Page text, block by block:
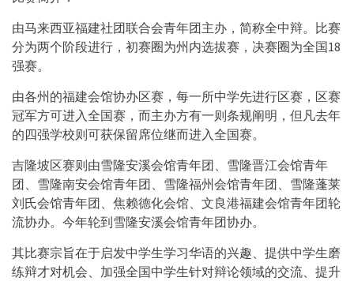
由马来西亚福建社团联合会青年团主办，简称全中辩。比赛
分为两个阶段进行，初赛圈为州内选拔赛，决赛圈为全国18
强赛。
由各州的福建会馆协办区赛，每一所中学先进行区赛，区赛
冠军方可进入全国赛，而主办方有一则条规阐明，但凡去年
的四强学校则可获保留席位继而进入全国赛。
吉隆坡区赛则由雪隆安溪会馆青年团、雪隆晋江会馆青年
团、雪隆南安会馆青年团、雪隆福州会馆青年团、雪隆蓬莱
刘氏会馆青年团、焦赖德化会馆、文良港福建会馆青年团轮
流协办。今年轮到雪隆安溪会馆青年团协办。
其比赛宗旨在于启发中学生学习华语的兴趣、提供中学生磨
练辩才对机会、加强全国中学生针对辩论领域的交流、提升